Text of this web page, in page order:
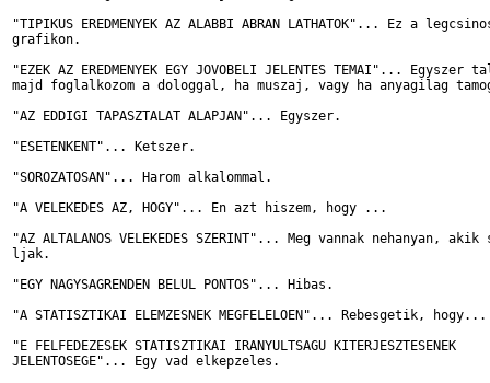
"TIPIKUS EREDMENYEK AZ ALABBI ABRAN LATHATOK"... Ez a
grafikon.
"EZEK AZ EREDMENYEK EGY JOVOBELI JELENTES TEMAI"... Egyszer
majd foglalkozom a dologgal, ha muszaj, vagy ha anyagilag
"AZ EDDIGI TAPASZTALAT ALAPJAN"... Egyszer.
"ESETENKENT"... Ketszer.
"SOROZATOSAN"... Harom alkalommal.
"A VELEKEDES AZ, HOGY"... En azt hiszem, hogy ...
"AZ ALTALANOS VELEKEDES SZERINT"... Meg vannak nehanyan,
ljak.
"EGY NAGYSAGRENDEN BELUL PONTOS"... Hibas.
"A STATISZTIKAI ELEMZESNEK MEGFELELOEN"... Rebesgetik, hogy...
"E FELFEDEZESEK STATISZTIKAI IRANYULTSAGU KITERJESZTESENEK
JELENTOSEGE"... Egy vad elkepzeles.